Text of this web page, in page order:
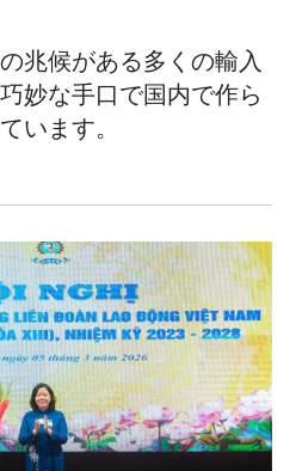
兆候がある多くの輸入
妙な手口で国内で作ら
います。